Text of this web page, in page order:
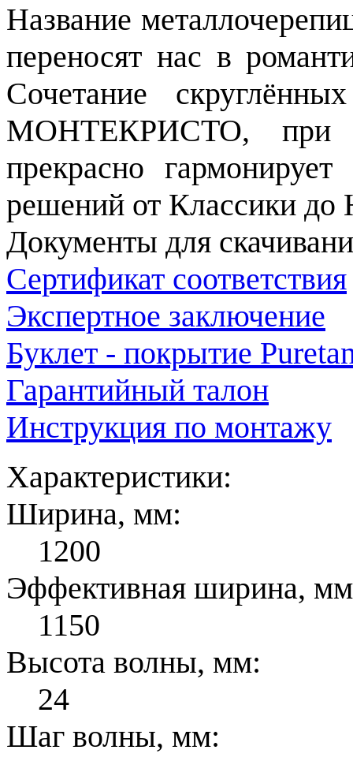
Название
переносят нас в
Сочетание
МОНТЕКРИСТО, при
прекрасно
решений от Классики до
Документы для
Сертификат соответствия
Экспертное заключение
Буклет - покрытие
Гарантийный талон
Инструкция по монтажу
Характеристики:
Ширина, мм:
1200
Эффективная ширина,
1150
Высота волны, мм:
24
Шаг волны, мм: